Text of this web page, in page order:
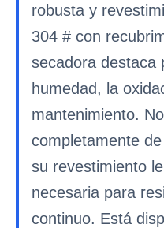
robusta y
304 # con
secadora destaca
humedad, la
mantenimiento.
completamente
su revestimiento
necesaria para
continuo. Está